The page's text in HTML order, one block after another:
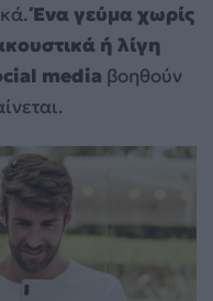
Ένα γεύμα χωρίς
ή λίγη
media βοηθούν